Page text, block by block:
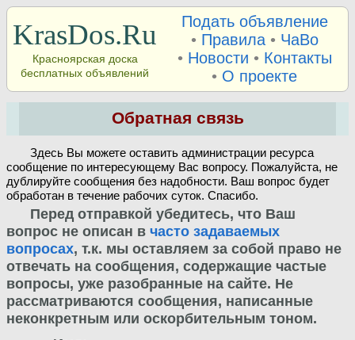
KrasDos.Ru
Красноярская доска
бесплатных объявлений
Подать объявление
• Правила• ЧаВо
• Новости • Контакты
• О проекте
Обратная связь
Здесь Вы можете оставить администрации ресурса
сообщение по интересующему Вас вопросу. Пожалуйста, не
дублируйте сообщения без надобности. Ваш вопрос будет
обработан в течение рабочих суток. Спасибо.
Перед отправкой убедитесь, что Ваш
вопрос не описан в часто задаваемых
вопросах, т.к. мы оставляем за собой право не
отвечать на сообщения, содержащие частые
вопросы, уже разобранные на сайте. Не
рассматриваются сообщения, написанные
неконкретным или оскорбительным тоном.